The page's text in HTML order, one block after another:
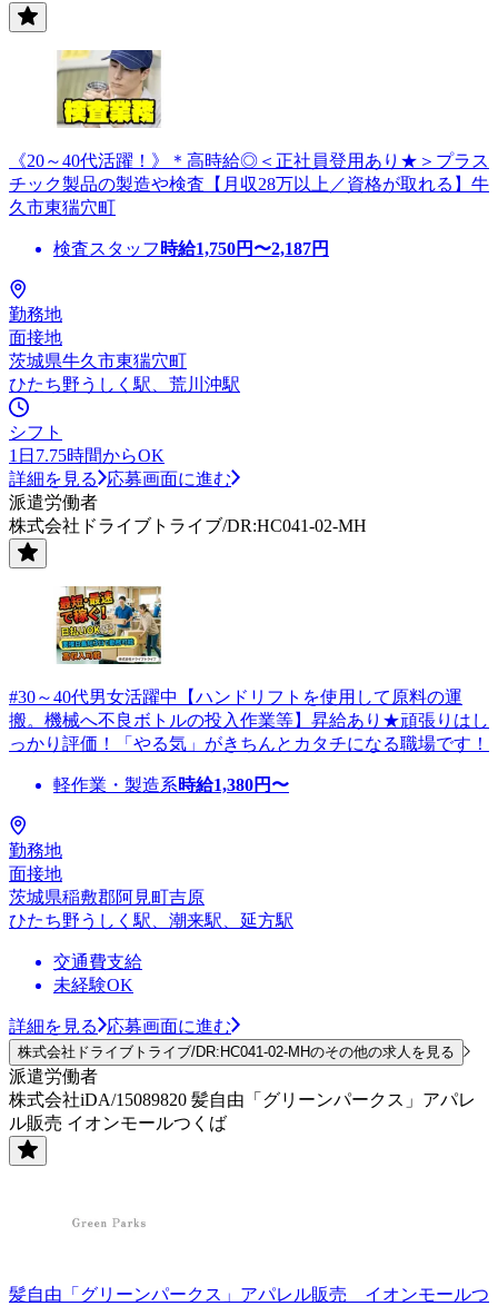
《20～40代活躍！》＊高時給◎＜正社員登用あり★＞プラス
チック製品の製造や検査【月収28万以上／資格が取れる】牛
久市東猯穴町
検査スタッフ 時給1,750円〜2,187円
勤務地
面接地
茨城県牛久市東猯穴町
ひたち野うしく駅、荒川沖駅
シフト
1日7.75時間からOK
詳細を見る
応募画面に進む
派遣労働者
株式会社ドライブトライブ/DR:HC041-02-MH
#30～40代男女活躍中【ハンドリフトを使用して原料の運
搬。機械へ不良ボトルの投入作業等】昇給あり★頑張りはし
っかり評価！「やる気」がきちんとカタチになる職場です！
軽作業・製造系時給1,380円〜
勤務地
面接地
茨城県稲敷郡阿見町吉原
ひたち野うしく駅、潮来駅、延方駅
交通費支給
未経験OK
詳細を見る 応募画面に進む
株式会社ドライブトライブ/DR:HC041-02-MHのその他の求人を見る
派遣労働者
株式会社iDA/15089820 髪自由「グリーンパークス」アパレ
ル販売 イオンモールつくば
髪自由「グリーンパークス」アパレル販売 イオンモールつ